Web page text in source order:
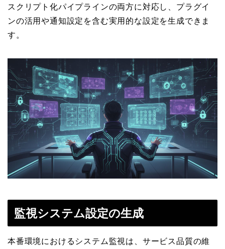
スクリプト化パイプラインの両方に対応し、プラグイ
ンの活用や通知設定を含む実用的な設定を生成できま
す。
監視システム設定の生成
本番環境におけるシステム監視は、サービス品質の維